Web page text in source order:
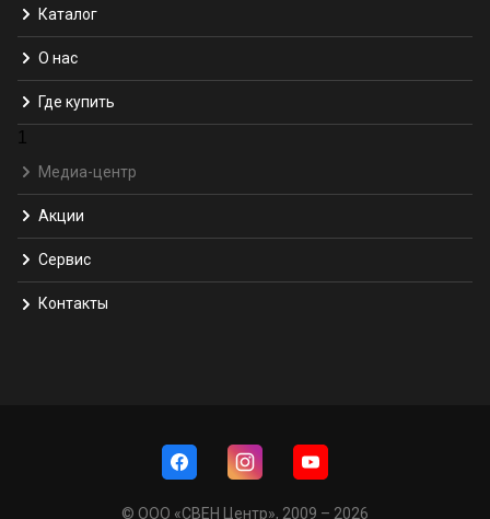
Каталог
О нас
Где купить
1
Медиа-центр
Акции
Сервис
Контакты
© ООО «СВЕН Центр», 2009 – 2026